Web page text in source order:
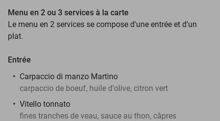
Menu en 2 ou 3 services à la carte
Le menu en 2 services se compose d'une entrée et d'un
plat.
Entrée
Carpaccio di manzo Martino
carpaccio de boeuf, huile d'olive, citron vert
Vitello tonnato
fines tranches de veau, sauce au thon, câpres